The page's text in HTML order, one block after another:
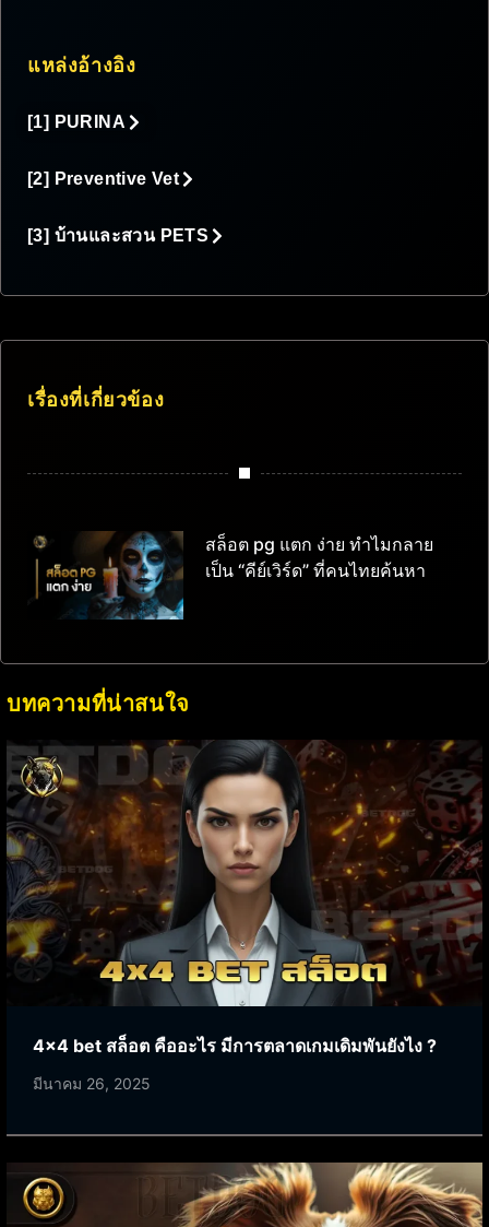
แหล่งอ้างอิง
[1] PURINA
[2] Preventive Vet
[3] บ้านและสวน PETS
เรื่องที่เกี่ยวข้อง
สล็อต pg แตก ง่าย ทำไมกลาย
เป็น “คีย์เวิร์ด” ที่คนไทยค้นหา
บทความที่น่าสนใจ
4×4 bet สล็อต คืออะไร มีการตลาดเกมเดิมพันยังไง ?
มีนาคม 26, 2025